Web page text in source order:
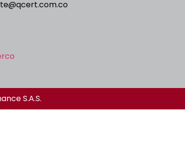
S.A.S.